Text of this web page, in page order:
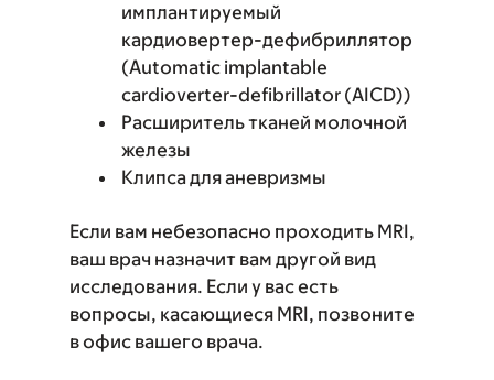
имплантируемый
кардиовертер-дефибриллятор
(Automatic implantable
cardioverter-defibrillator (AICD))
Расширитель тканей молочной
железы
Клипса для аневризмы
Если вам небезопасно проходить MRI,
ваш врач назначит вам другой вид
исследования. Если у вас есть
вопросы, касающиеся MRI, позвоните
в офис вашего врача.